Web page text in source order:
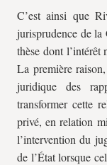
C’est ainsi que
jurisprudence de la
thèse dont l’intérêt
La première
juridique des
transformer cette
privé, en relation
l’intervention du
de l’État lorsque